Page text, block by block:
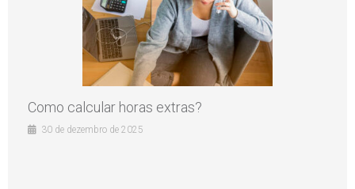
Como calcular horas extras?
30 de dezembro de 2025